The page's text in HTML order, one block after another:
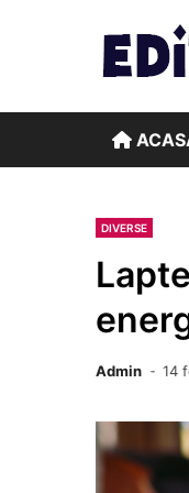
DIVERSE
Admin 14